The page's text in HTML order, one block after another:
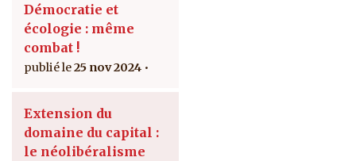
Démocratie et
écologie : même
combat !
25 nov 2024
Extension du
domaine du capital :
le néolibéralisme